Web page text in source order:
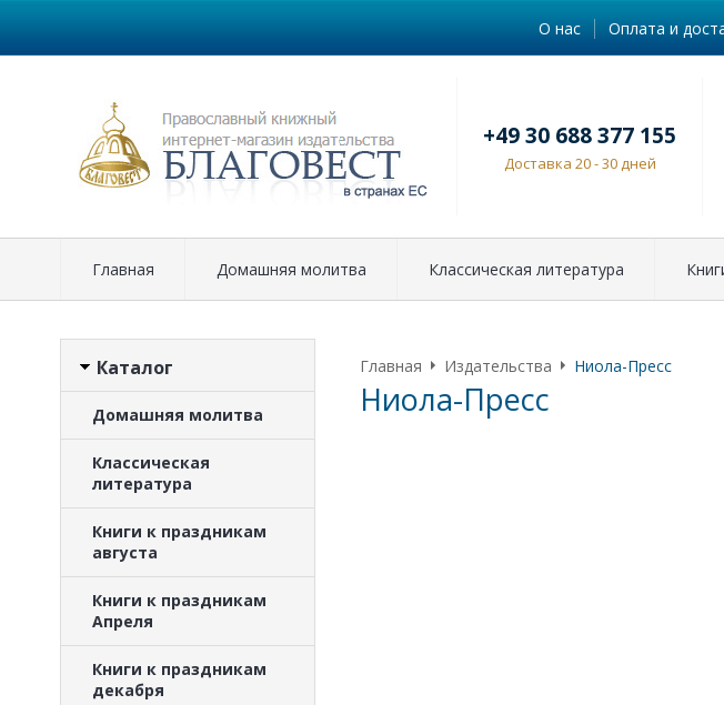
О нас Оплата и
+49 30 688 377 155
Доставка 20 - 30 дней
Главная Домашняя молитва Классическая литература
Каталог
Домашняя молитва
Классическая
литература
Книги к праздникам
августа
Книги к праздникам
Апреля
Книги к праздникам
декабря
Главная Издательства Ниола-Пресс
Ниола-Пресс